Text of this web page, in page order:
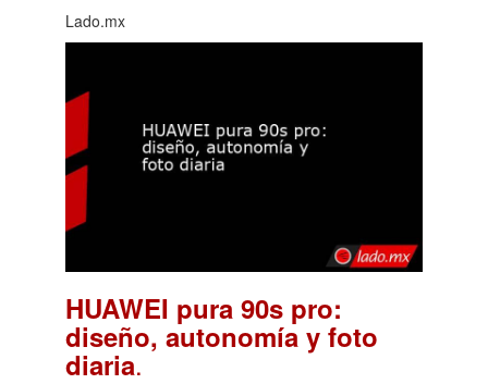
Lado.mx
HUAWEI pura 90s pro:
diseño, autonomía y foto
diaria.